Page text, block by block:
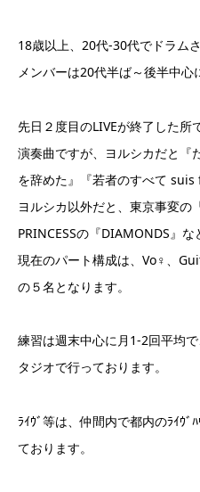
18歳以上、20代-30代でドラム
メンバーは20代半ば～後半中心
先日２度目のLIVEが終了した所で
演奏曲ですが、ヨルシカだと『
を辞めた』『若者のすべて suis
ヨルシカ以外だと、東京事変の
PRINCESSの『DIAMONDS』な
現在のパート構成は、Vo♀、
の５名となります。
練習は週末中心に月1-2回平均
タジオで行っております。
ﾗｲｳﾞ等は、仲間内で都内のﾗｲｳﾞ
ております。